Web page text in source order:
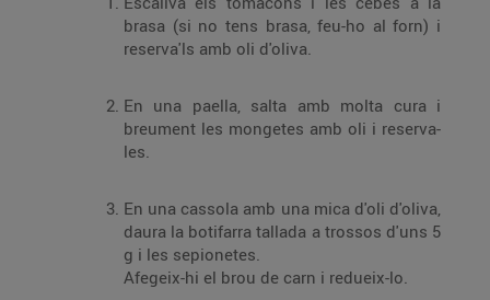
brasa (si no tens brasa, feu-ho al forn) i
reserva'ls amb oli d'oliva.
En una paella, salta amb molta cura i
breument les mongetes amb oli i reserva-
les.
En una cassola amb una mica d'oli d'oliva,
daura la botifarra tallada a trossos d'uns 5
g i les sepionetes.
Afegeix-hi el brou de carn i redueix-lo.